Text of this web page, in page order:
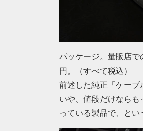
パッケージ。量販店で
円。（すべて税込）
前述した純正「ケーブ
いや、値段だけならも
っている製品で、とい